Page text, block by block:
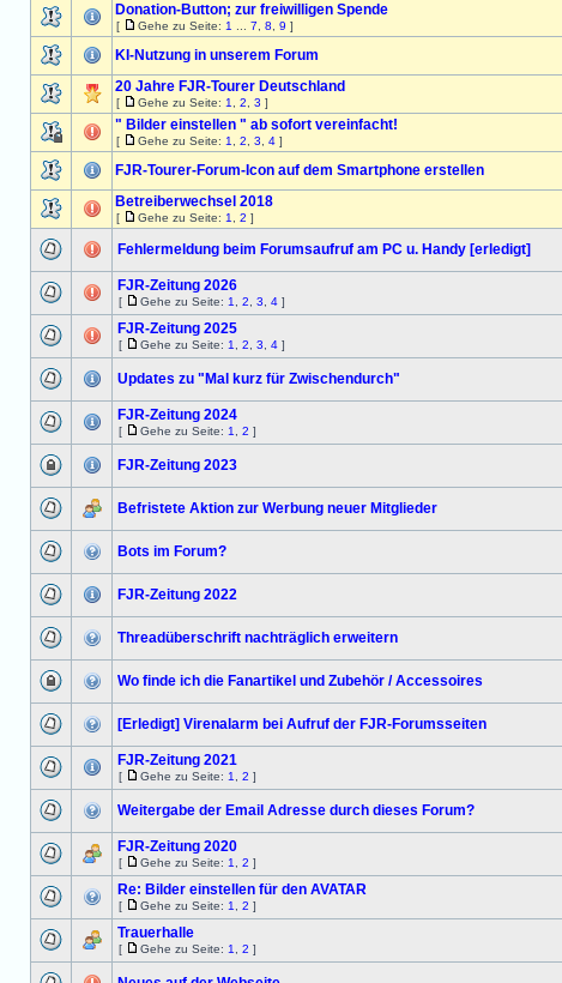
Donation-Button; zur freiwilligen Spende
[ Gehe zu Seite: 1 7 8 9 ]
KI-Nutzung in unserem Forum
20 Jahre FJR-Tourer Deutschland
[ Gehe zu Seite: 1 2 3 ]
" Bilder einstellen " ab sofort vereinfacht!
[ Gehe zu Seite: 1 2 3 4 ]
FJR-Tourer-Forum-Icon auf dem Smartphone erstellen
Betreiberwechsel 2018
[ Gehe zu Seite: 1 2 ]
Fehlermeldung beim Forumsaufruf am PC u. Handy [erledigt]
FJR-Zeitung 2026
[ Gehe zu Seite: 1 2 3 4 ]
FJR-Zeitung 2025
[ Gehe zu Seite: 1 2 3 4 ]
Updates zu "Mal kurz für Zwischendurch"
FJR-Zeitung 2024
[ Gehe zu Seite: 1 2 ]
FJR-Zeitung 2023
Befristete Aktion zur Werbung neuer Mitglieder
Bots im Forum?
FJR-Zeitung 2022
Threadüberschrift nachträglich erweitern
Wo finde ich die Fanartikel und Zubehör / Accessoires
[Erledigt] Virenalarm bei Aufruf der FJR-Forumsseiten
FJR-Zeitung 2021
[ Gehe zu Seite: 1 2 ]
Weitergabe der Email Adresse durch dieses Forum?
FJR-Zeitung 2020
[ Gehe zu Seite: 1 2 ]
Re: Bilder einstellen für den AVATAR
[ Gehe zu Seite: 1 2 ]
Trauerhalle
[ Gehe zu Seite: 1 2 ]